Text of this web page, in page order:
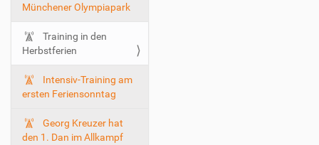
g
t
i
o
n
Münchener Olympiapark
Training in den
Herbstferien
Intensiv-Training am
ersten Feriensonntag
Georg Kreuzer hat
den 1. Dan im Allkampf